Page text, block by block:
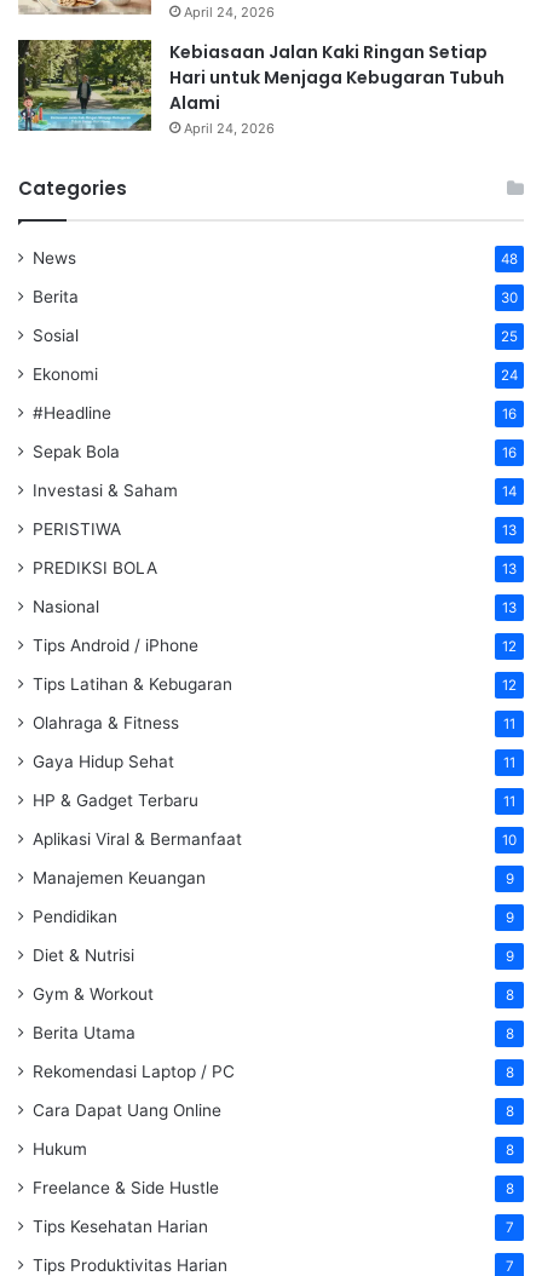
April 24, 2026
Kebiasaan Jalan Kaki Ringan Setiap
Hari untuk Menjaga Kebugaran Tubuh
Alami
April 24, 2026
Categories
News 48
Berita 30
Sosial 25
Ekonomi 24
#Headline 16
Sepak Bola 16
Investasi & Saham 14
PERISTIWA 13
PREDIKSI BOLA 13
Nasional 13
Tips Android / iPhone 12
Tips Latihan & Kebugaran 12
Olahraga & Fitness 11
Gaya Hidup Sehat 11
HP & Gadget Terbaru 11
Aplikasi Viral & Bermanfaat 10
Manajemen Keuangan 9
Pendidikan 9
Diet & Nutrisi 9
Gym & Workout 8
Berita Utama 8
Rekomendasi Laptop / PC 8
Cara Dapat Uang Online 8
Hukum 8
Freelance & Side Hustle 8
Tips Kesehatan Harian 7
Tips Produktivitas Harian 7